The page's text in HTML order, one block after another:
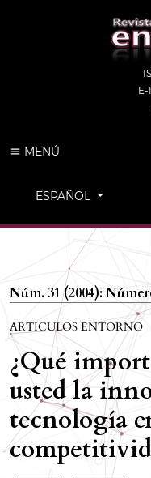
E-
MENÚ
CAMBIAR EL
ESPAÑOL
Núm. 31 (2004):
ARTICULOS ENTORNO
¿Qué
usted la
tecnología